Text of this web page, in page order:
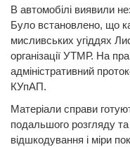
В автомобілі виявили
Було встановлено, що
мисливських угіддях
організації УТМР. На
адміністративний
КУпАП.
Матеріали справи
подальшого розгляду та
відшкодування і міри